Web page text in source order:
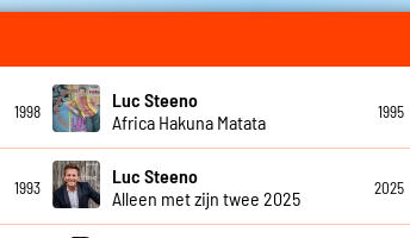
1998
Luc Steeno
Africa Hakuna Matata
1995
1993
Luc Steeno
Alleen met zijn twee 2025
2025